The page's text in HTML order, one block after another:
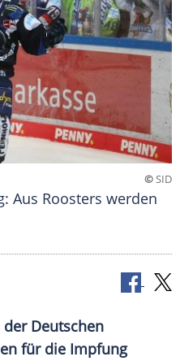
©SID
Aus Roosters werden
der Deutschen
für die Impfung